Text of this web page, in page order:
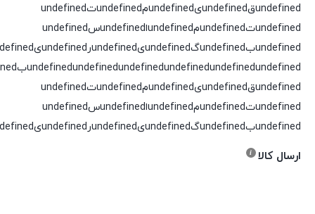
undefinedقundefinedیundefinedمundefinedتundefined
undefinedتundefinedمundefinedاundefinedسundefined
undefinedبundefinedگundefinedیundefinedرundefinedیundefinedدundefined
undefinedundefinedundefinedundefinedundefined
undefinedقundefinedیundefinedمundefinedتundefined
undefinedتundefinedمundefinedاundefinedسundefined
undefinedبundefinedگundefinedیundefinedرundefinedیundefinedدundefined
ارسال کالا